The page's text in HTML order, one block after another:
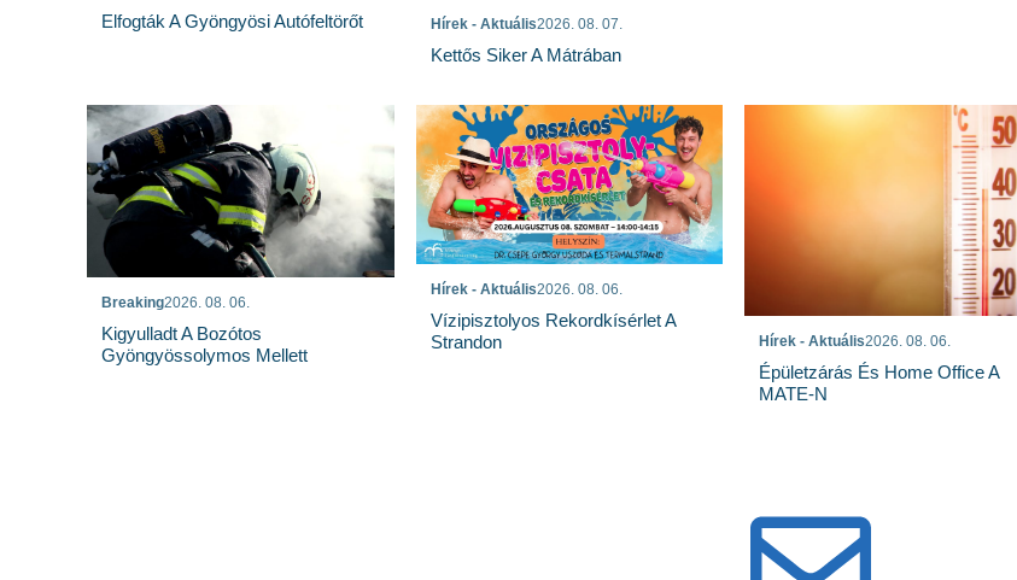
Elfogták A Gyöngyösi Autófeltörőt Hírek - Aktuális2026. 08. 07.
Kettős Siker A Mátrában
Breaking2026. 08. 06.
Kigyulladt A Bozótos
Gyöngyössolymos Mellett
Hírek - Aktuális2026. 08. 06.
Vízipisztolyos Rekordkísérlet A
Strandon
Hírek - Aktuális2026. 08. 06.
Épületzárás És Home Office A
MATE-N